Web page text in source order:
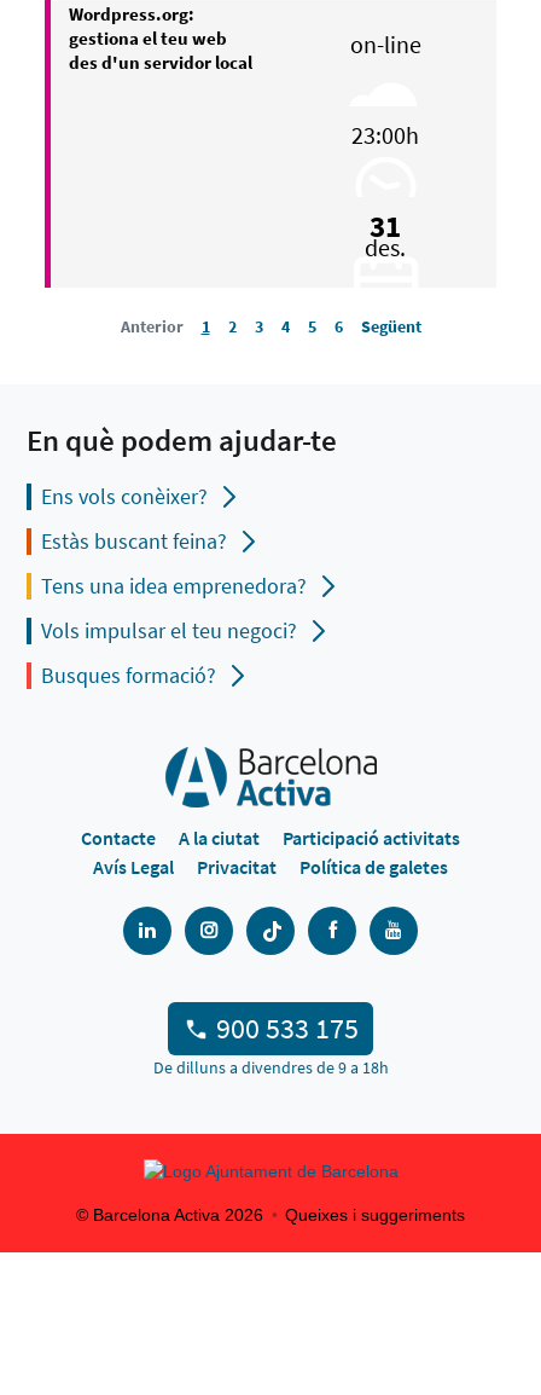
Wordpress.org:
gestiona el teu web
des d'un servidor local
on-line
23:00h
31
des.
Anterior 1 2 3 4 5 6 Següent
En què podem ajudar-te
Ens vols conèixer?
Estàs buscant feina?
Tens una idea emprenedora?
Vols impulsar el teu negoci?
Busques formació?
Contacte A la ciutat
Participació activitats
Avís Legal
Privacitat Política de galetes
900 533 175
De dilluns a divendres de 9 a 18h
© Barcelona Activa 2026 Queixes i suggeriments